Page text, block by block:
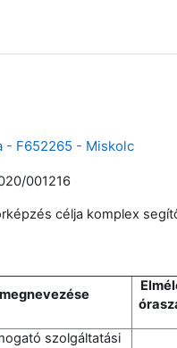
- F652265 - Miskolc
001216
célja komplex
szolgáltatási